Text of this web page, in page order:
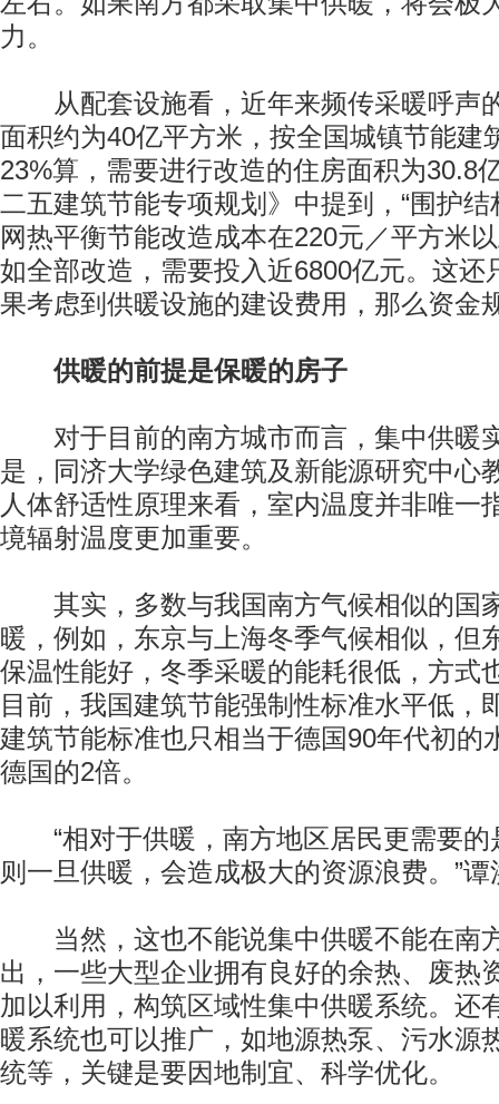
力。
从配套设施看，近年来频传采暖呼声
面积约为40亿平方米，按全国城镇节能建
23%算，需要进行改造的住房面积为30.8
二五建筑节能专项规划》中提到，“围护
网热平衡节能改造成本在220元／平方米
如全部改造，需要投入近6800亿元。这还
果考虑到供暖设施的建设费用，那么资金
供暖的前提是保暖的房子
对于目前的南方城市而言，集中供暖
是，同济大学绿色建筑及新能源研究中心
人体舒适性原理来看，室内温度并非唯一
境辐射温度更加重要。
其实，多数与我国南方气候相似的国
暖，例如，东京与上海冬季气候相似，但
保温性能好，冬季采暖的能耗很低，方式
目前，我国建筑节能强制性标准水平低，
建筑节能标准也只相当于德国90年代初的
德国的2倍。
“相对于供暖，南方地区居民更需要的
则一旦供暖，会造成极大的资源浪费。”
当然，这也不能说集中供暖不能在南
出，一些大型企业拥有良好的余热、废热
加以利用，构筑区域性集中供暖系统。还
暖系统也可以推广，如地源热泵、污水源
统等，关键是要因地制宜、科学优化。